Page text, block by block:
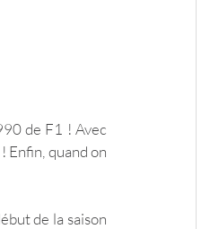
de F1 ! Avec
Enfin, quand on
de la saison